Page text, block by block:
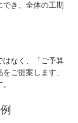
き、全体の工期
はなく、「ご予算
ご提案します」